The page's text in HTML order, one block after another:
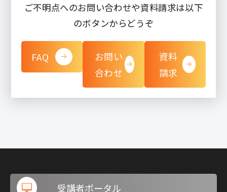
ご不明点へのお問い合わせや資料請求は以下
のボタンからどうぞ
FAQ
お問い
合わせ
資料
請求
受講者ポータル